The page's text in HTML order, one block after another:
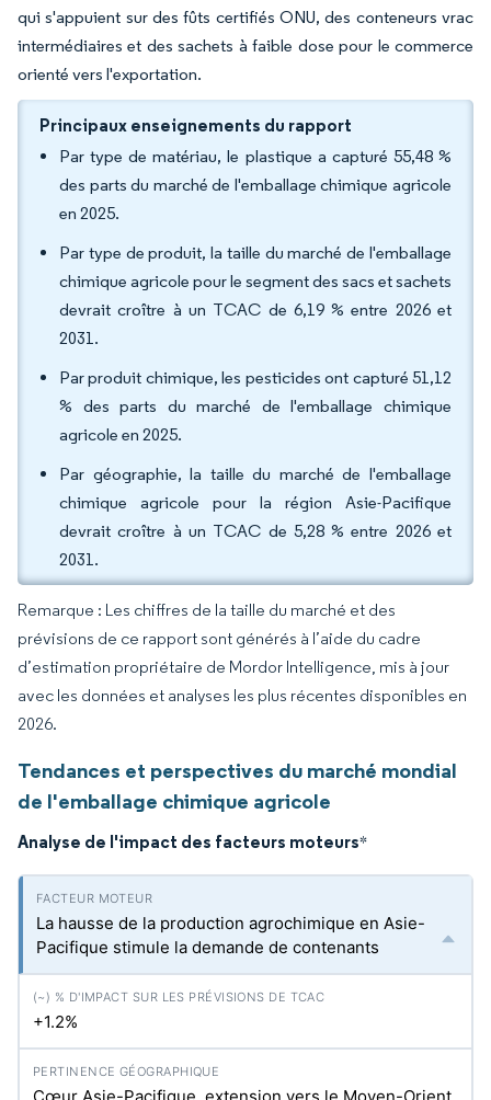
qui s'appuient sur des fûts certifiés ONU, des conteneurs vrac
intermédiaires et des sachets à faible dose pour le commerce
orienté vers l'exportation.
Principaux enseignements du rapport
Par type de matériau, le plastique a capturé 55,48 %
des parts du marché de l'emballage chimique agricole
en 2025.
Par type de produit, la taille du marché de l'emballage
chimique agricole pour le segment des sacs et sachets
devrait croître à un TCAC de 6,19 % entre 2026 et
2031.
Par produit chimique, les pesticides ont capturé 51,12
% des parts du marché de l'emballage chimique
agricole en 2025.
Par géographie, la taille du marché de l'emballage
chimique agricole pour la région Asie-Pacifique
devrait croître à un TCAC de 5,28 % entre 2026 et
2031.
Remarque : Les chiffres de la taille du marché et des
prévisions de ce rapport sont générés à l’aide du cadre
d’estimation propriétaire de Mordor Intelligence, mis à jour
avec les données et analyses les plus récentes disponibles en
2026.
Tendances et perspectives du marché mondial
de l'emballage chimique agricole
Analyse de l'impact des facteurs moteurs*
La hausse de la production agrochimique en Asie-
Pacifique stimule la demande de contenants
+1.2%